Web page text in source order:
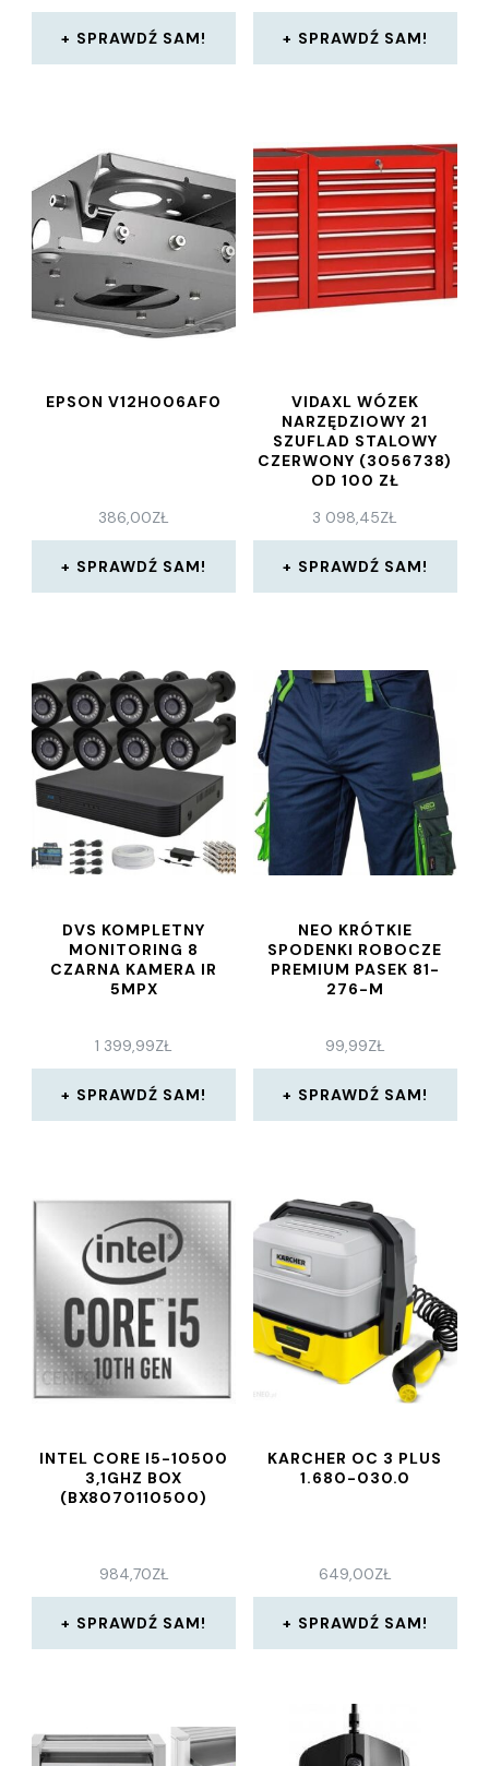
SPRAWDŹ SAM! SPRAWDŹ SAM!
EPSON V12H006AF0
386,00ZŁ
SPRAWDŹ SAM!
VIDAXL WÓZEK
NARZĘDZIOWY 21
SZUFLAD STALOWY
CZERWONY (3056738)
OD 100 ZŁ
3 098,45ZŁ
SPRAWDŹ SAM!
DVS KOMPLETNY
MONITORING 8
CZARNA KAMERA IR
5MPX
1 399,99ZŁ
SPRAWDŹ SAM!
NEO KRÓTKIE
SPODENKI ROBOCZE
PREMIUM PASEK 81-
276-M
99,99ZŁ
SPRAWDŹ SAM!
INTEL CORE I5-10500
3,1GHZ BOX
(BX8070110500)
984,70ZŁ
SPRAWDŹ SAM!
KARCHER OC 3 PLUS
1.680-030.0
649,00ZŁ
SPRAWDŹ SAM!